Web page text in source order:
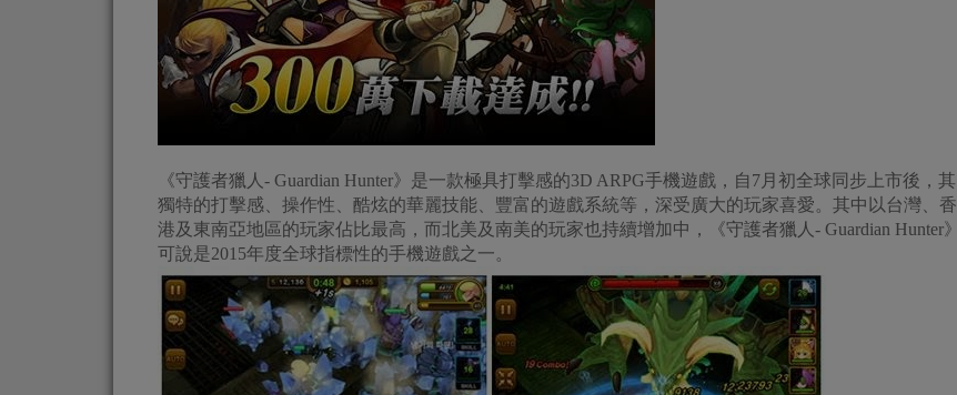
《守護者獵人- Guardian Hunter》是一款極具打擊感的3D ARPG手機遊戲，自7月初全球同步上市後，其
獨特的打擊感、操作性、酷炫的華麗技能、豐富的遊戲系統等，深受廣大的玩家喜愛。其中以台灣、香
港及東南亞地區的玩家佔比最高，而北美及南美的玩家也持續增加中，《守護者獵人- Guardian Hunter》
可說是2015年度全球指標性的手機遊戲之一。